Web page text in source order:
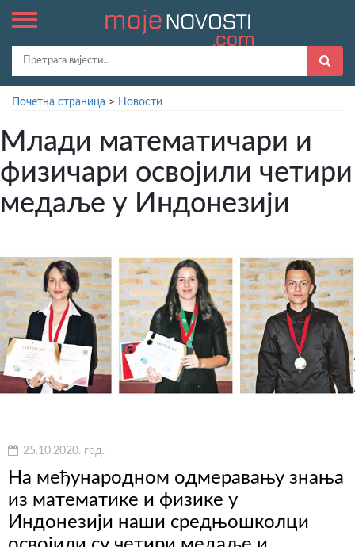
Почетна страница > Новости
Млади математичари и
физичари освојили четири
медаље у Индонезији
25.10.2020. год.
На међународном одмеравању знања
из математике и физике у
Индонезији наши средњошколци